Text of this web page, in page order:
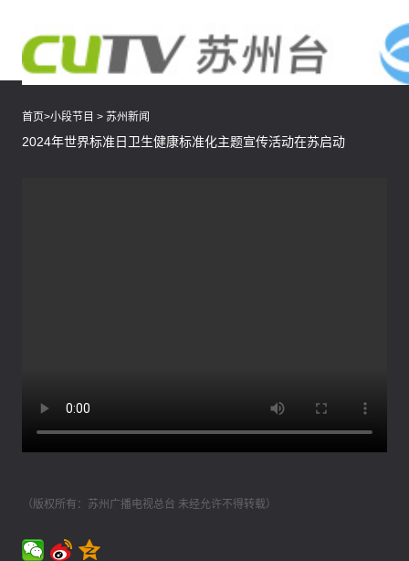
首页>小段节目 > 苏州新闻
2024年世界标准日卫生健康标准化主题宣传活动在苏启动
（版权所有：苏州广播电视总台 未经允许不得转载）